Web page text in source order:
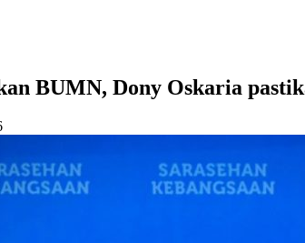
BUMN, Dony Oskaria